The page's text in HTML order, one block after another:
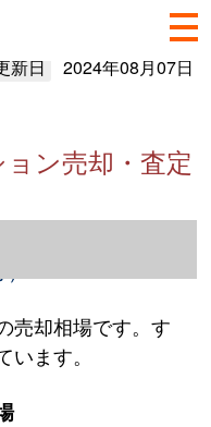
新日 2024年08月07日
ン売却・査定
売却情報（2023
売却相場です。す
ます。